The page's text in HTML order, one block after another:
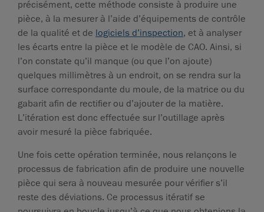
précisément, cette méthode consiste à produire une
pièce, à la mesurer à l’aide d’équipements de contrôle
de la qualité et de logiciels d’inspection, et à analyser
les écarts entre la pièce et le modèle de CAO. Ainsi, si
l’on constate qu’il manque (ou que l’on ajoute)
quelques millimètres à un endroit, on se rendra sur la
surface correspondante du moule, de la matrice ou du
gabarit afin de rectifier ou d’ajouter de la matière.
L’itération est donc effectuée sur l’outillage après
avoir mesuré la pièce fabriquée.
Une fois cette opération terminée, nous relançons le
processus de fabrication afin de produire une nouvelle
pièce qui sera à nouveau mesurée pour vérifier s’il
reste des déviations. Ce processus itératif se